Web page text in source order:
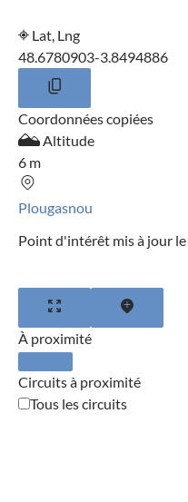
Lat, Lng
48.6780903-3.8494886
Coordonnées copiées
Altitude
6 m
Plougasnou
Point d'intérêt mis à jour le
À proximité
Circuits à proximité
Tous les circuits